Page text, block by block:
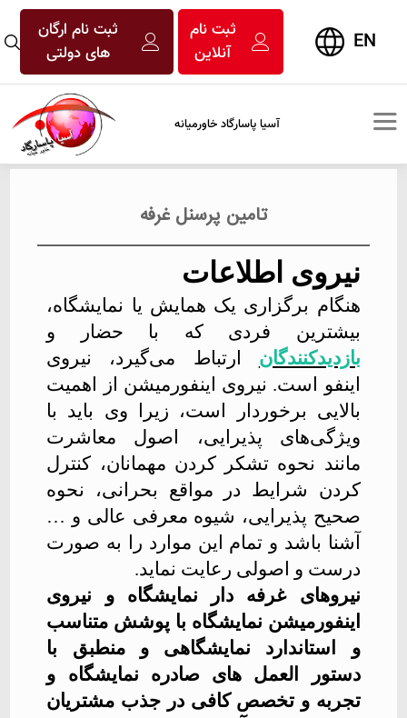
EN
ثبت نام
آنلاین
ثبت نام ارگان
های دولتی
آسیا پاسارگاد خاورمیانه
تامین پرسنل غرفه
نیروی اطلاعات
هنگام برگزاری یک همایش یا نمایشگاه،
بیشترین فردی که با حضار و
بازدیدکنندگان ارتباط می‌گیرد، نیروی
اینفو است. نیروی اینفورمیشن از اهمیت
بالایی برخوردار است، زیرا وی باید با
ویژگی‌های پذیرایی، اصول معاشرت
مانند نحوه تشکر کردن مهمانان، کنترل
کردن شرایط در مواقع بحرانی، نحوه
صحیح پذیرایی، شیوه معرفی عالی و …
آشنا باشد و تمام این موارد را به صورت
درست و اصولی رعایت نماید.
نیروهای غرفه دار نمایشگاه و نیروی
اینفورمیشن نمایشگاه با پوشش متناسب
و استاندارد نمایشگاهی و منطبق با
دستور العمل های صادره نمایشگاه و
تجربه و تخصص کافی در جذب مشتریان